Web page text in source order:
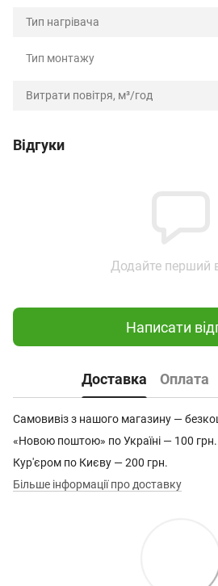
Тип нагрівача
Тип монтажу
Витрати повітря, м³/год
Відгуки
Додайте перший
Написати
Доставка Оплата
Самовивіз з нашого магазину —
«Новою поштою» по Україні — 100 грн.
Кур'єром по Києву — 200 грн.
Більше інформації про доставку